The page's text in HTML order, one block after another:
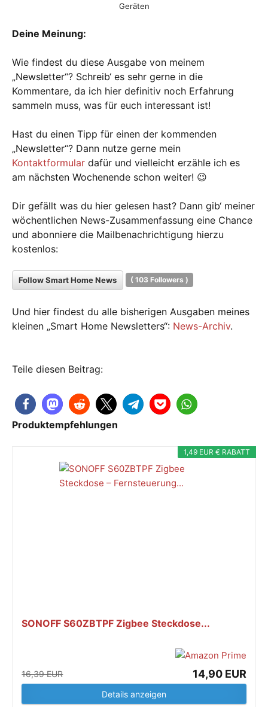
Geräten
Deine Meinung:
Wie findest du diese Ausgabe von meinem
„Newsletter“? Schreib‘ es sehr gerne in die
Kommentare, da ich hier definitiv noch Erfahrung
sammeln muss, was für euch interessant ist!
Hast du einen Tipp für einen der kommenden
„Newsletter“? Dann nutze gerne mein
Kontaktformular dafür und vielleicht erzähle ich es
am nächsten Wochenende schon weiter! 😉
Dir gefällt was du hier gelesen hast? Dann gib‘ meiner
wöchentlichen News-Zusammenfassung eine Chance
und abonniere die Mailbenachrichtigung hierzu
kostenlos:
Follow Smart Home News ( 103 Followers )
Und hier findest du alle bisherigen Ausgaben meines
kleinen „Smart Home Newsletters“: News-Archiv.
Teile diesen Beitrag:
Produktempfehlungen
1,49 EUR € RABATT
SONOFF S60ZBTPF Zigbee Steckdose...
16,39 EUR 14,90 EUR
Details anzeigen